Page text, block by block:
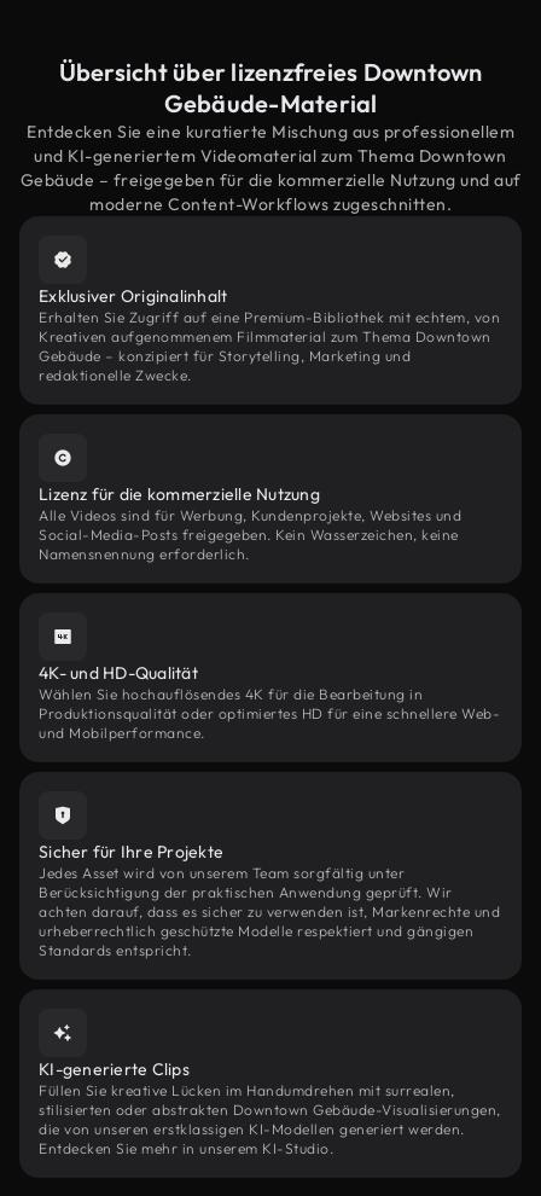
Übersicht über lizenzfreies Downtown
Gebäude-Material
Entdecken Sie eine kuratierte Mischung aus professionellem
und KI-generiertem Videomaterial zum Thema Downtown
Gebäude – freigegeben für die kommerzielle Nutzung und auf
moderne Content-Workflows zugeschnitten.
Exklusiver Originalinhalt
Erhalten Sie Zugriff auf eine Premium-Bibliothek mit echtem, von
Kreativen aufgenommenem Filmmaterial zum Thema Downtown
Gebäude – konzipiert für Storytelling, Marketing und
redaktionelle Zwecke.
Lizenz für die kommerzielle Nutzung
Alle Videos sind für Werbung, Kundenprojekte, Websites und
Social-Media-Posts freigegeben. Kein Wasserzeichen, keine
Namensnennung erforderlich.
4K- und HD-Qualität
Wählen Sie hochauflösendes 4K für die Bearbeitung in
Produktionsqualität oder optimiertes HD für eine schnellere Web-
und Mobilperformance.
Sicher für Ihre Projekte
Jedes Asset wird von unserem Team sorgfältig unter
Berücksichtigung der praktischen Anwendung geprüft. Wir
achten darauf, dass es sicher zu verwenden ist, Markenrechte und
urheberrechtlich geschützte Modelle respektiert und gängigen
Standards entspricht.
KI-generierte Clips
Füllen Sie kreative Lücken im Handumdrehen mit surrealen,
stilisierten oder abstrakten Downtown Gebäude-Visualisierungen,
die von unseren erstklassigen KI-Modellen generiert werden.
Entdecken Sie mehr in unserem KI-Studio.